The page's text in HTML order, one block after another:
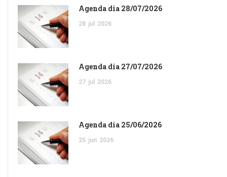
Agenda dia 28/07/2026
28 jul 2026
Agenda dia 27/07/2026
27 jul 2026
Agenda dia 25/06/2026
25 jun 2026